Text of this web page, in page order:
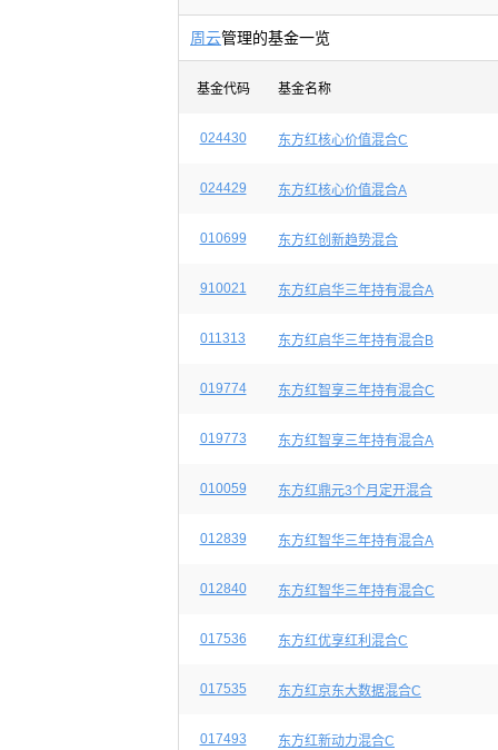
周云管理的基金一览
基金代码 基金名称
024430 东方红核心价值混合C
024429 东方红核心价值混合A
010699 东方红创新趋势混合
910021 东方红启华三年持有混合A
011313 东方红启华三年持有混合B
019774 东方红智享三年持有混合C
019773 东方红智享三年持有混合A
010059 东方红鼎元3个月定开混合
012839 东方红智华三年持有混合A
012840 东方红智华三年持有混合C
017536 东方红优享红利混合C
017535 东方红京东大数据混合C
017493 东方红新动力混合C